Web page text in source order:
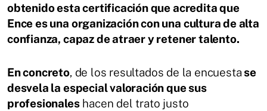
obtenido esta certificación que acredita que
Ence es una organización con una cultura de alta
confianza, capaz de atraer y retener talento.
En concreto, de los resultados de la encuestase
desvela la especial valoración que sus
profesionaleshacen del trato justo